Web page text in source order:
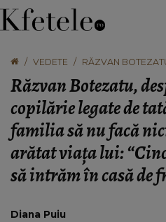
VEDETE
RĂZVAN
FAMILIA SĂ NU
VIAȚA LUI: “CINCI
CASĂ DE FRICĂ.”
Răzvan Botezatu,
copilărie legate de
familia să nu facă
arătat viața lui:
să intrăm în casă de
Diana Puiu